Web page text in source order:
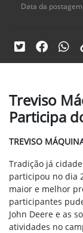
Data da
Treviso
Participa
TREVISO
Tradição já
participou no dia
maior e melhor
participantes
John Deere e as
atividades no